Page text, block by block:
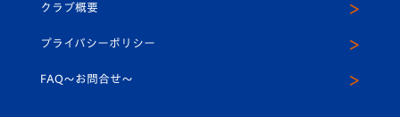
平和祈念活動
スクール
公式LINE＠
クラブ概要
プライバシーポリシー
FAQ〜お問合せ〜